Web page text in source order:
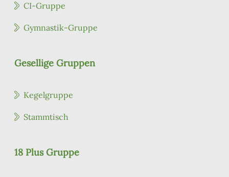
CI-Gruppe
Gymnastik-Gruppe
Gesellige Gruppen
Kegelgruppe
Stammtisch
18 Plus Gruppe